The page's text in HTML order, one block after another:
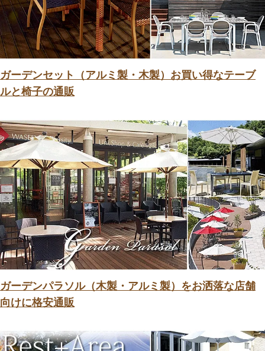
ガーデンセット（アルミ製・木製）お買い得なテーブ
ルと椅子の通販
ガーデンパラソル（木製・アルミ製）をお洒落な店舗
向けに格安通販